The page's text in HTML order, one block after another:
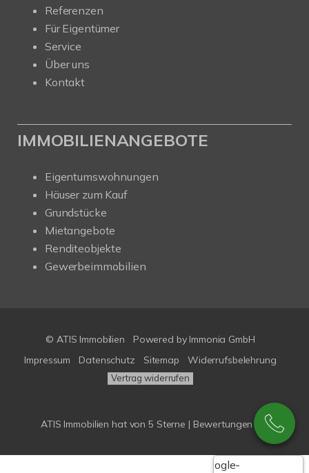
Referenzen
Für Eigentümer
Service
Über uns
Kontakt
IMMOBILIENANGEBOTE
Eigentumswohnungen
Häuser zum Kauf
Grundstücke
Mietangebote
Renditeobjekte
Gewerbeimmobilien
© ATIS Immobilien Powered by Immonia GmbH
Impressum
Datenschutz Sitemap Widerrufsbelehrung
Vertrag widerrufen
ATIS Immobilien hat von5 Sterne | Bewertungen bei
Google-